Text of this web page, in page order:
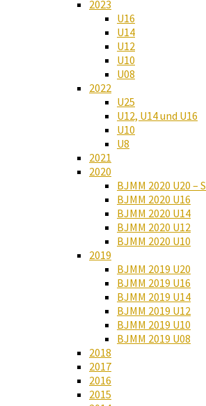
2023
U16
U14
U12
U10
U08
2022
U25
U12, U14 und U16
U10
U8
2021
2020
BJMM 2020 U20 –
BJMM 2020 U16
BJMM 2020 U14
BJMM 2020 U12
BJMM 2020 U10
2019
BJMM 2019 U20
BJMM 2019 U16
BJMM 2019 U14
BJMM 2019 U12
BJMM 2019 U10
BJMM 2019 U08
2018
2017
2016
2015